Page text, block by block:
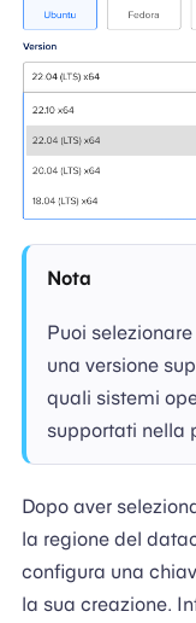
Nota
Puoi
una versione
quali sistemi
supportati nella
Dopo aver
la regione del
configura una
la sua creazione.